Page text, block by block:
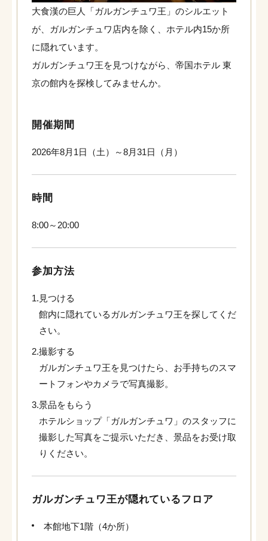
大食漢の巨人「ガルガンチュワ王」のシルエット
が、ガルガンチュワ店内を除く、ホテル内15か所
に隠れています。
ガルガンチュワ王を見つけながら、帝国ホテル 東
京の館内を探検してみませんか。
開催期間
2026年8月1日（土）～8月31日（月）
時間
8:00～20:00
参加方法
1. 見つける
館内に隠れているガルガンチュワ王を探してくだ
さい。
2.撮影する
ガルガンチュワ王を見つけたら、お手持ちのスマ
ートフォンやカメラで写真撮影。
3.景品をもらう
ホテルショップ「ガルガンチュワ」のスタッフに
撮影した写真をご提示いただき、景品をお受け取
りください。
ガルガンチュワ王が隠れているフロア
本館地下1階（4か所）